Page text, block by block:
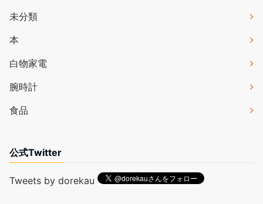
未分類
本
白物家電
腕時計
食品
公式Twitter
Tweets by dorekau